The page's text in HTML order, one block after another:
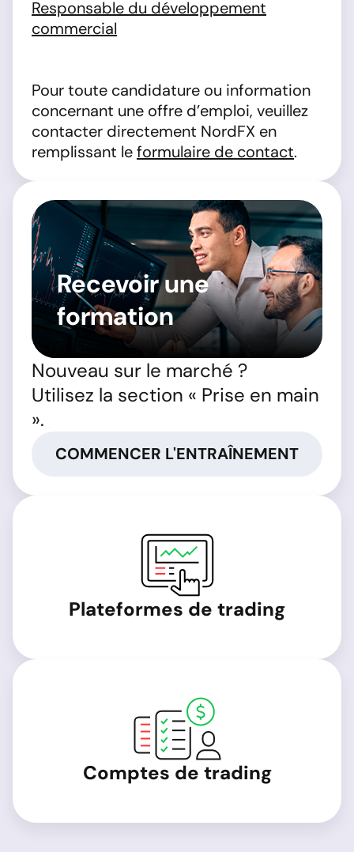
Responsable du développement
commercial
Pour toute candidature ou information
concernant une offre d’emploi, veuillez
contacter directement NordFX en
remplissant leformulaire de contact.
Recevoir une
formation
Nouveau sur le marché ?
Utilisez la section « Prise en main
».
COMMENCER L'ENTRAÎNEMENT
Plateformes de trading
Comptes de trading